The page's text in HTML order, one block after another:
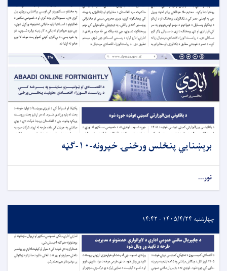
برېښنایي پنځلس ورځنۍ خپرونه-۱۰-ګڼه
نور...
چهارشنبه ۱۴۰۵/۴/۲۴ - ۱۴:۴۲